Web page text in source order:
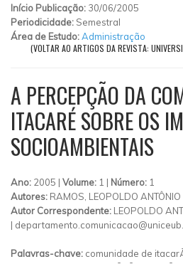
Início Publicação: 30/06/2005
Periodicidade: Semestral
Área de Estudo:Administração
(VOLTAR AO ARTIGOS DA REVISTA:
A PERCEPÇÃO DA
ITACARÉ SOBRE OS
SOCIOAMBIENTAIS
Ano: 2005 | Volume: 1 | Número: 1
Autores: RAMOS, LEOPOLDO ANTÔNIO
Autor Correspondente: LEOPOLDO
|
Palavras-chave: comunidade de